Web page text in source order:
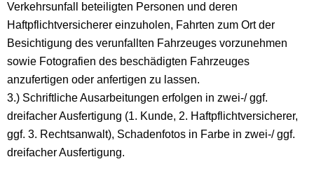
Verkehrsunfall beteiligten Personen und deren
Haftpflichtversicherer einzuholen, Fahrten zum Ort der
Besichtigung des verunfallten Fahrzeuges vorzunehmen
sowie Fotografien des beschädigten Fahrzeuges
anzufertigen oder anfertigen zu lassen.
3.) Schriftliche Ausarbeitungen erfolgen in zwei-/ ggf.
dreifacher Ausfertigung (1. Kunde, 2. Haftpflichtversicherer,
ggf. 3. Rechtsanwalt), Schadenfotos in Farbe in zwei-/ ggf.
dreifacher Ausfertigung.